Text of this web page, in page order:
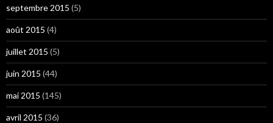
septembre 2015 (5)
août 2015 (4)
juillet 2015 (5)
juin 2015 (44)
mai 2015 (145)
avril 2015 (36)